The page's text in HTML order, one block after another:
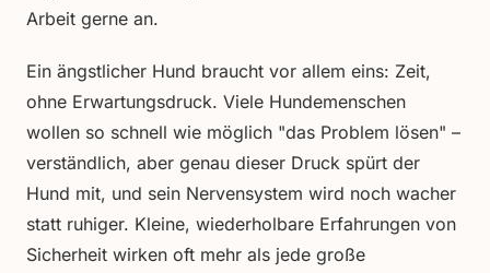
Arbeit gerne an.
Ein ängstlicher Hund braucht vor allem eins: Zeit,
ohne Erwartungsdruck. Viele Hundemenschen
wollen so schnell wie möglich "das Problem lösen" –
verständlich, aber genau dieser Druck spürt der
Hund mit, und sein Nervensystem wird noch wacher
statt ruhiger. Kleine, wiederholbare Erfahrungen von
Sicherheit wirken oft mehr als jede große